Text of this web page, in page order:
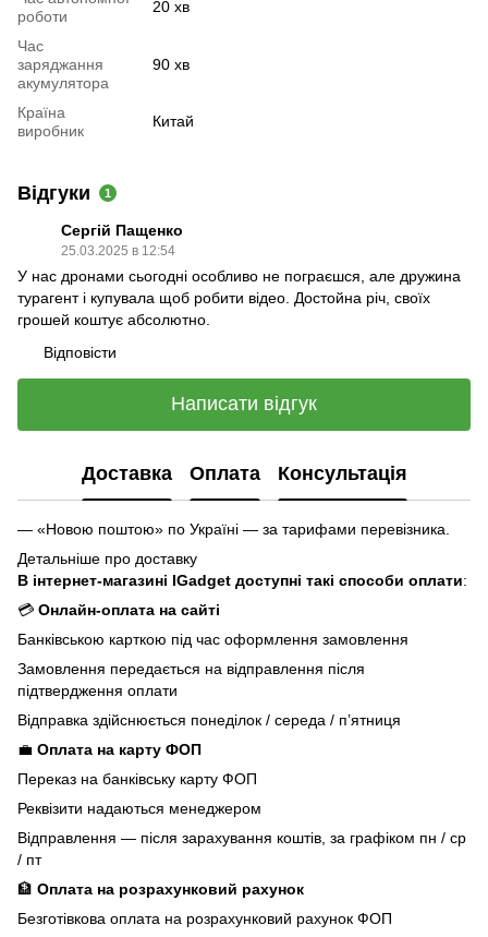
роботи
20 хв
Час
заряджання
акумулятора
90 хв
Країна
виробник
Китай
Відгуки 1
Сергій Пащенко
25.03.2025 в 12:54
У нас дронами сьогодні особливо не пограєшся, але дружина
турагент і купувала щоб робити відео. Достойна річ, своїх
грошей коштує абсолютно.
Відповісти
Написати відгук
Доставка Оплата Консультація
— «Новою поштою» по Україні — за тарифами перевізника.
Детальніше про доставку
В інтернет-магазині IGadget доступні такі способи оплати:
💳 Онлайн-оплата на сайті
Банківською карткою під час оформлення замовлення
Замовлення передається на відправлення після
підтвердження оплати
Відправка здійснюється понеділок / середа / п’ятниця
💼 Оплата на карту ФОП
Переказ на банківську карту ФОП
Реквізити надаються менеджером
Відправлення — після зарахування коштів, за графіком пн / ср
/ пт
🏦 Оплата на розрахунковий рахунок
Безготівкова оплата на розрахунковий рахунок ФОП